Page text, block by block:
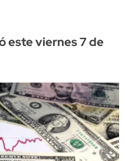
este viernes 7 de